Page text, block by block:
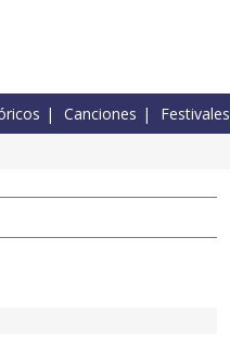
Canciones Festivales